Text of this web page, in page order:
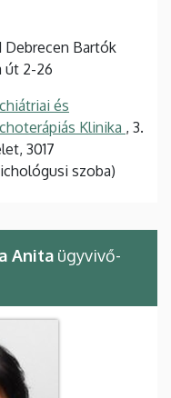
Debrecen Bartók
út 2-26
és
Klinika , 3.
3017
szoba)
Anita ügyvivő-